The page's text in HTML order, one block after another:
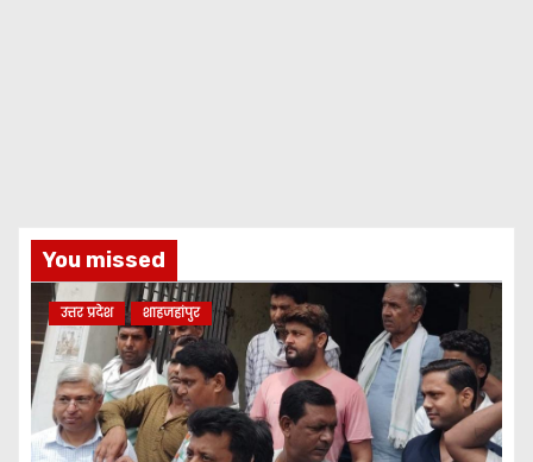
You missed
उत्तर प्रदेश शाहजहांपुर